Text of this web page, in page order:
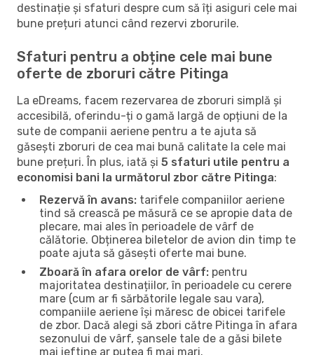
destinație și sfaturi despre cum să îți asiguri cele mai
bune prețuri atunci când rezervi zborurile.
Sfaturi pentru a obține cele mai bune
oferte de zboruri către Pitinga
La eDreams, facem rezervarea de zboruri simplă și
accesibilă, oferindu-ți o gamă largă de opțiuni de la
sute de companii aeriene pentru a te ajuta să
găsești zboruri de cea mai bună calitate la cele mai
bune prețuri. În plus, iată și 5 sfaturi utile pentru a
economisi bani la următorul zbor către Pitinga:
Rezervă în avans: tarifele companiilor aeriene
tind să crească pe măsură ce se apropie data de
plecare, mai ales în perioadele de vârf de
călătorie. Obținerea biletelor de avion din timp te
poate ajuta să găsești oferte mai bune.
Zboară în afara orelor de vârf: pentru
majoritatea destinațiilor, în perioadele cu cerere
mare (cum ar fi sărbătorile legale sau vara),
companiile aeriene își măresc de obicei tarifele
de zbor. Dacă alegi să zbori către Pitinga în afara
sezonului de vârf, șansele tale de a găsi bilete
mai ieftine ar putea fi mai mari.